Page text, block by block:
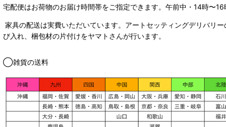
宅配便はお荷物のお届け時間帯をご指定できます。 午前中・14時〜
家具の配送は実費いただいています。アートセッティングデリバリ
び入れ、梱包材の片付けをヤマトさんが行います。
◯雑貨の送料